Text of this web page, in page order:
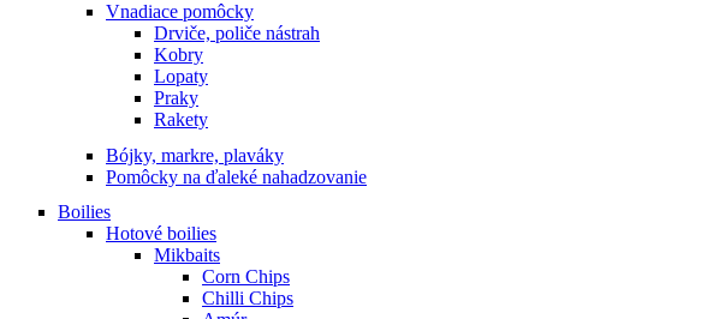
Vnadiace pomôcky
Drviče, poliče nástrah
Kobry
Lopaty
Praky
Rakety
Bójky, markre, plaváky
Pomôcky na ďaleké nahadzovanie
Boilies
Hotové boilies
Mikbaits
Corn Chips
Chilli Chips